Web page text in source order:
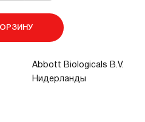
Abbott Biologicals B.V.
Нидерланды